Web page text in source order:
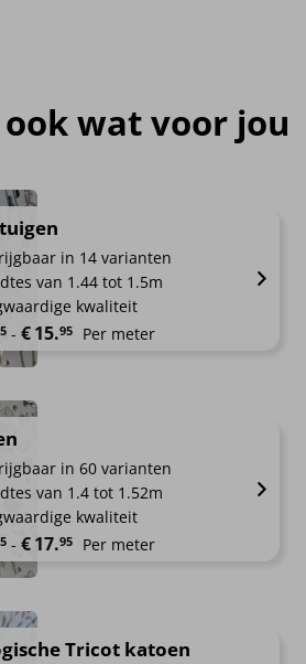
wat voor jou
in 14 varianten
van 1.44 tot 1.5m
kwaliteit
- €15.95 Prijsklasse: €11.95 tot €15.95
Per meter
in 60 varianten
van 1.4 tot 1.52m
kwaliteit
- €17.95 Prijsklasse: €11.95 tot €17.95
Per meter
Tricot katoen